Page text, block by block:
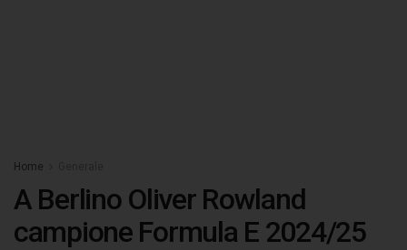
Home
A Berlino Oliver Rowland
campione Formula E 2024/25